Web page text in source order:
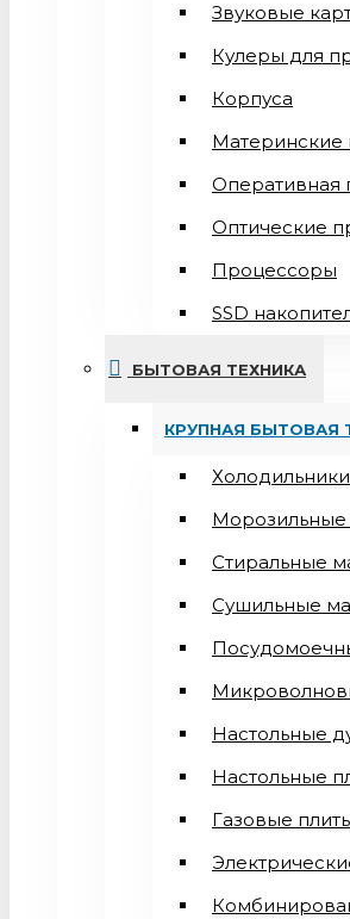
Звуковые
Кулеры для
Корпуса
Материнские
Оперативная
Оптические
Процессоры
SSD
БЫТОВАЯ ТЕХНИКА
КРУПНАЯ БЫТОВАЯ
Холодильники
Стиральные
Сушильные
Настольные
Настольные
Газовые